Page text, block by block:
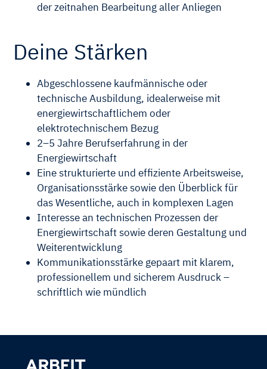
der zeitnahen Bearbeitung aller Anliegen
Deine Stärken
Abgeschlossene kaufmännische oder
technische Ausbildung, idealerweise mit
energiewirtschaftlichem oder
elektrotechnischem Bezug
2–5 Jahre Berufserfahrung in der
Energiewirtschaft
Eine strukturierte und effiziente Arbeitsweise,
Organisationsstärke sowie den Überblick für
das Wesentliche, auch in komplexen Lagen
Interesse an technischen Prozessen der
Energiewirtschaft sowie deren Gestaltung und
Weiterentwicklung
Kommunikationsstärke gepaart mit klarem,
professionellem und sicherem Ausdruck –
schriftlich wie mündlich